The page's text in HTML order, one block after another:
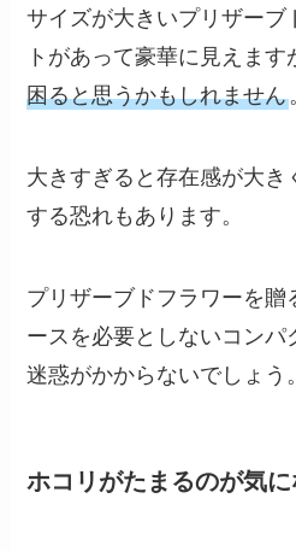
サイズが大きいプリザーブ
トがあって豪華に見えます
困ると思うかもしれません
大きすぎると存在感が大き
する恐れもあります。
プリザーブドフラワーを贈
ースを必要としないコンパ
迷惑がかからないでしょう。
ホコリがたまるのが気に